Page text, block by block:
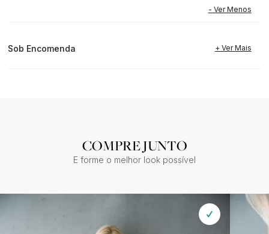
Sob Encomenda
COMPRE JUNTO
E forme o melhor look possível